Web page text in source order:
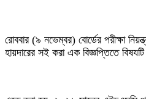
রোববার (৯ নভেম্বর) বোর্ডের পরীক্ষা
হায়দারের সই করা এক বিজ্ঞপ্তিতে